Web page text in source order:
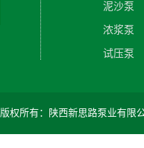
泥沙泵
浓浆泵
试压泵
版权所有：陕西新思路泵业